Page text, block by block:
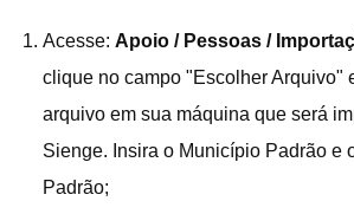
Acesse: Apoio / Pessoas /
clique no campo "Escolher Arquivo"
arquivo em sua máquina que será
Sienge. Insira o Município Padrão e
Padrão;